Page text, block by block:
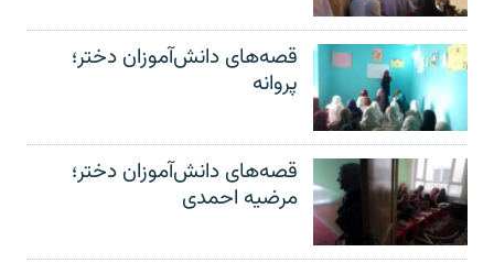
قصه‌های دانش‌آموزان دختر؛
پروانه
قصه‌های دانش‌آموزان دختر؛
مرضیه احمدی